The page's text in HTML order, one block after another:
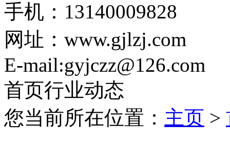
手机：13140009828
网址：www.gjlzj.com
E-mail:gyjczz@126.com
首页行业动态
您当前所在位置： 主页 >